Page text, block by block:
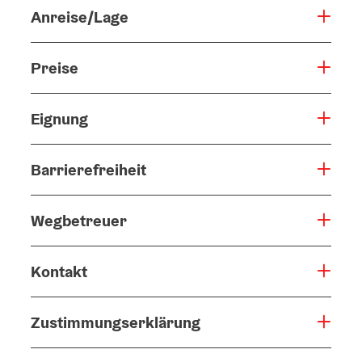
Anreise/Lage
Preise
Eignung
Barrierefreiheit
Wegbetreuer
Kontakt
Zustimmungserklärung